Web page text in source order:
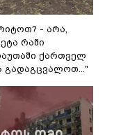
- არა,
რაში
ქართველ
გადაგცვალოთ..."